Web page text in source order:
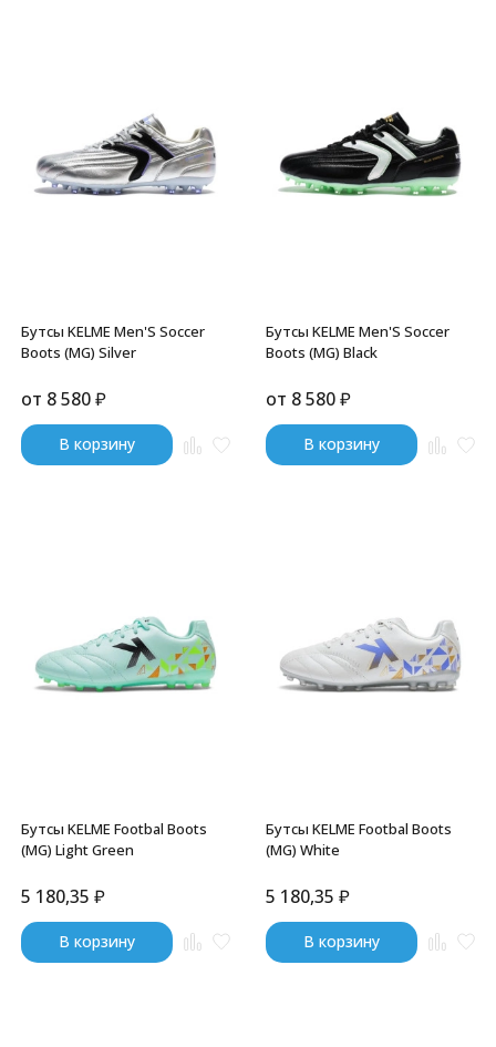
Бутсы KELME Men'S Soccer
Boots (MG) Silver
от 8 580₽
В корзину
Бутсы KELME Men'S Soccer
Boots (MG) Black
от 8 580₽
В корзину
Бутсы KELME Footbal Boots
(MG) Light Green
5 180,35 ₽
В корзину
Бутсы KELME Footbal Boots
(MG) White
5 180,35 ₽
В корзину